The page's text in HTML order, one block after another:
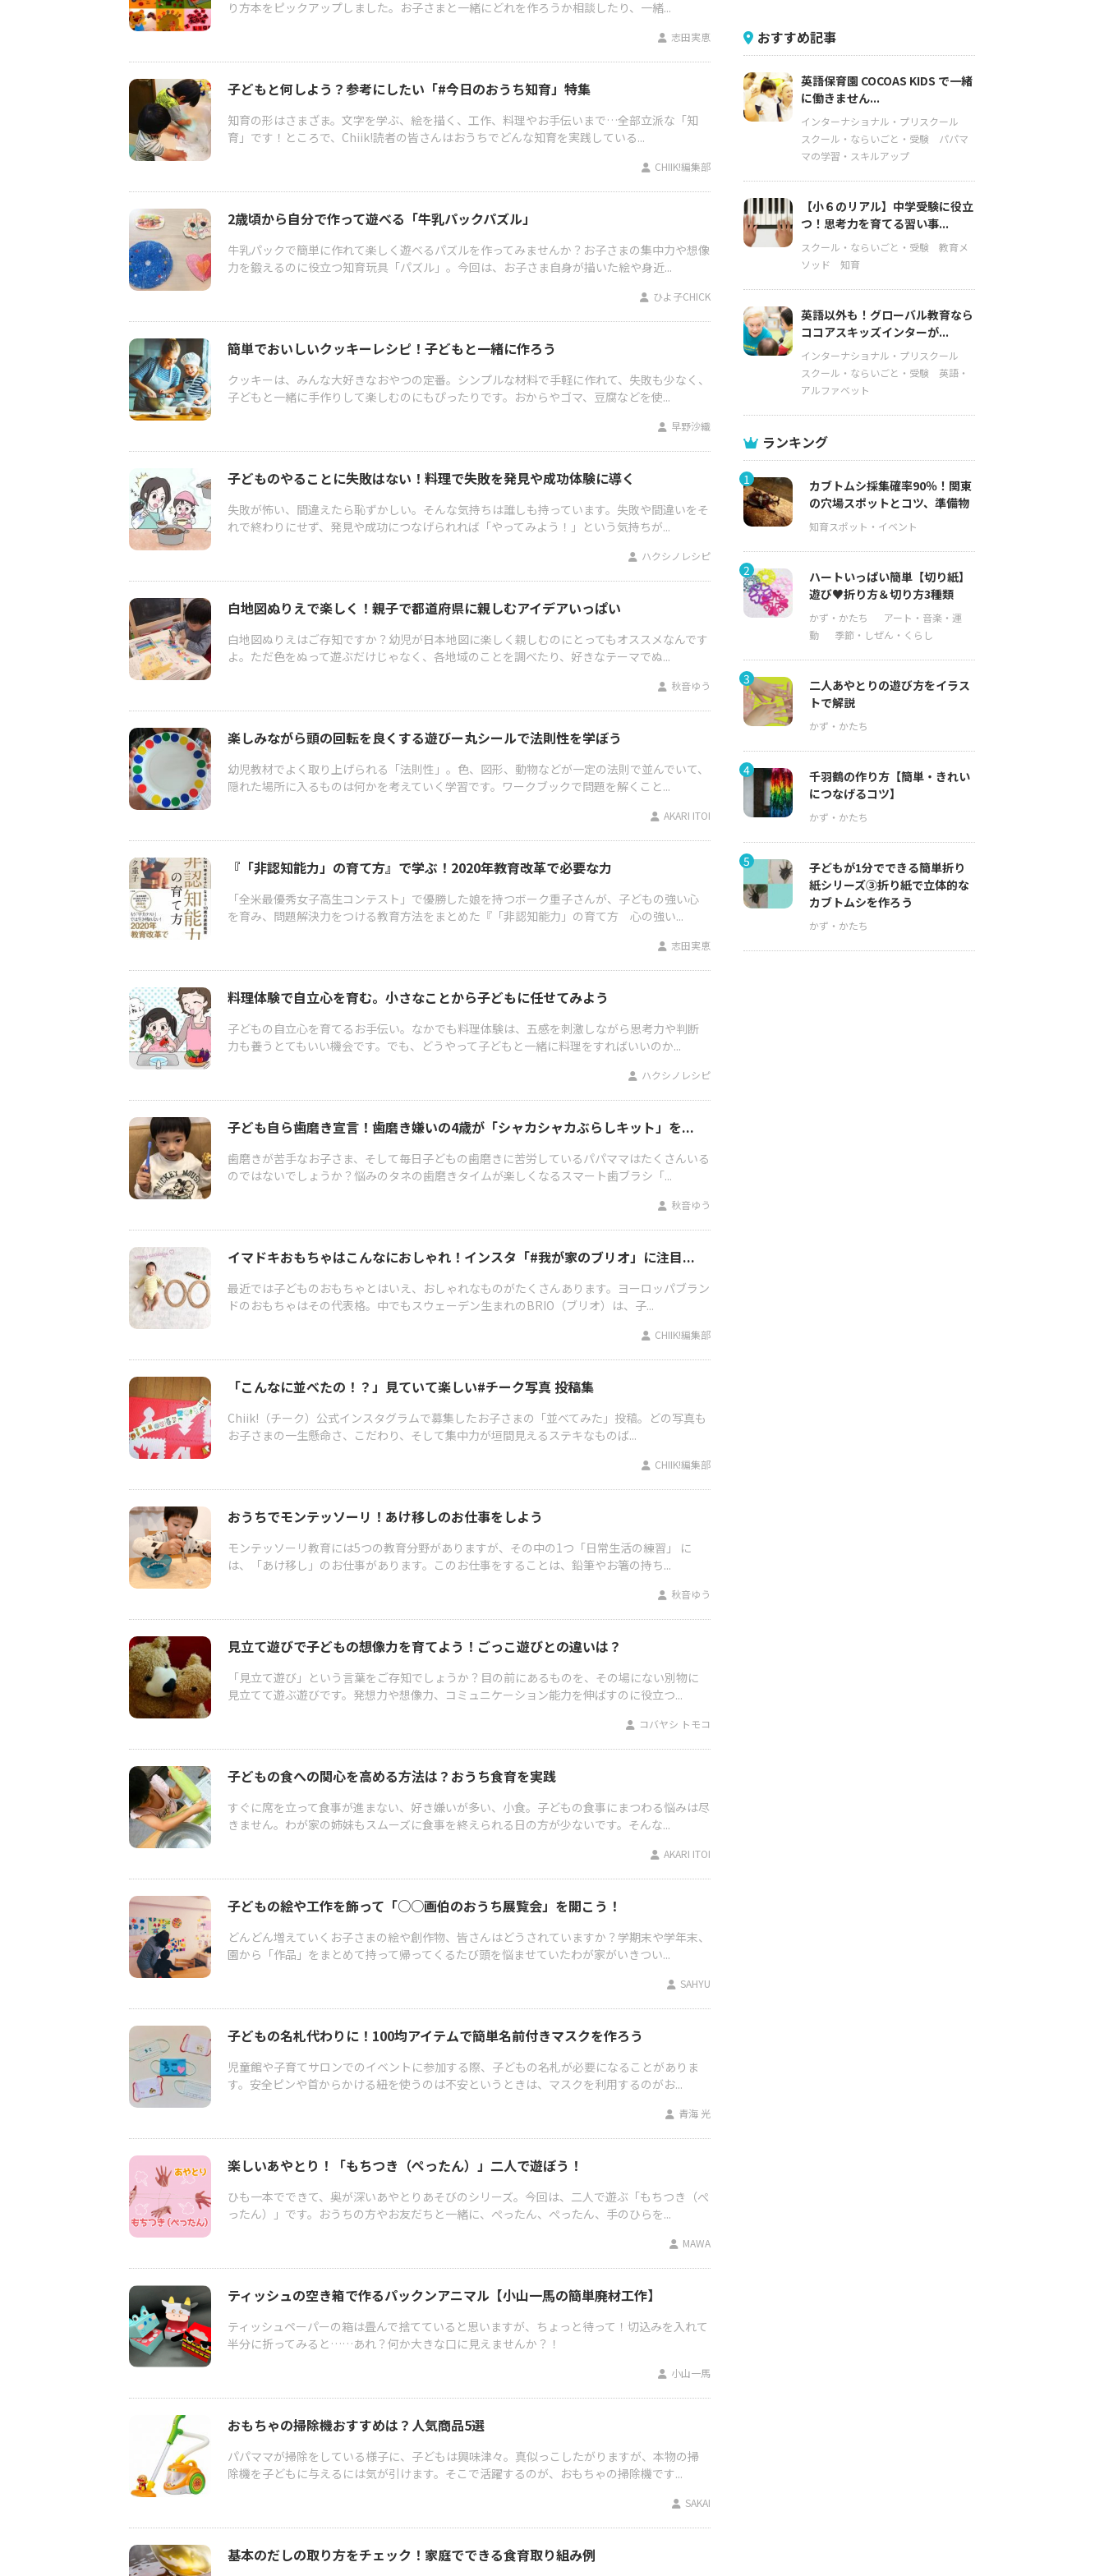
り方本をピックアップしました。お子さまと一緒にどれを作ろうか相談したり、一緒...
志田実恵
子どもと何しよう？参考にしたい「#今日のおうち知育」特集
知育の形はさまざま。文字を学ぶ、絵を描く、工作、料理やお手伝いまで…全部立派な「知
育」です！ところで、Chiik!読者の皆さんはおうちでどんな知育を実践している...
CHIIK!編集部
2歳頃から自分で作って遊べる「牛乳パックパズル」
牛乳パックで簡単に作れて楽しく遊べるパズルを作ってみませんか？お子さまの集中力や想像
力を鍛えるのに役立つ知育玩具「パズル」。今回は、お子さま自身が描いた絵や身近...
ひよ子CHICK
簡単でおいしいクッキーレシピ！子どもと一緒に作ろう
クッキーは、みんな大好きなおやつの定番。シンプルな材料で手軽に作れて、失敗も少なく、
子どもと一緒に手作りして楽しむのにもぴったりです。おからやゴマ、豆腐などを使...
早野沙織
子どものやることに失敗はない！料理で失敗を発見や成功体験に導く
失敗が怖い、間違えたら恥ずかしい。そんな気持ちは誰しも持っています。失敗や間違いをそ
れで終わりにせず、発見や成功につなげられれば「やってみよう！」という気持ちが...
ハクシノレシピ
白地図ぬりえで楽しく！親子で都道府県に親しむアイデアいっぱい
白地図ぬりえはご存知ですか？幼児が日本地図に楽しく親しむのにとってもオススメなんです
よ。ただ色をぬって遊ぶだけじゃなく、各地域のことを調べたり、好きなテーマでぬ...
秋音ゆう
楽しみながら頭の回転を良くする遊びー丸シールで法則性を学ぼう
幼児教材でよく取り上げられる「法則性」。色、図形、動物などが一定の法則で並んでいて、
隠れた場所に入るものは何かを考えていく学習です。ワークブックで問題を解くこと...
AKARI ITOI
『「非認知能力」の育て方』で学ぶ！2020年教育改革で必要な力
「全米最優秀女子高生コンテスト」で優勝した娘を持つボーク重子さんが、子どもの強い心
を育み、問題解決力をつける教育方法をまとめた『「非認知能力」の育て方 心の強い...
志田実恵
料理体験で自立心を育む。小さなことから子どもに任せてみよう
子どもの自立心を育てるお手伝い。なかでも料理体験は、五感を刺激しながら思考力や判断
力も養うとてもいい機会です。でも、どうやって子どもと一緒に料理をすればいいのか...
ハクシノレシピ
子ども自ら歯磨き宣言！歯磨き嫌いの4歳が「シャカシャカぶらしキット」を...
歯磨きが苦手なお子さま、そして毎日子どもの歯磨きに苦労しているパパママはたくさんいる
のではないでしょうか？悩みのタネの歯磨きタイムが楽しくなるスマート歯ブラシ「...
秋音ゆう
イマドキおもちゃはこんなにおしゃれ！インスタ「#我が家のブリオ」に注目...
最近では子どものおもちゃとはいえ、おしゃれなものがたくさんあります。ヨーロッパブラン
ドのおもちゃはその代表格。中でもスウェーデン生まれのBRIO（ブリオ）は、子...
CHIIK!編集部
「こんなに並べたの！？」見ていて楽しい#チーク写真 投稿集
Chiik!（チーク）公式インスタグラムで募集したお子さまの「並べてみた」投稿。どの写真も
お子さまの一生懸命さ、こだわり、そして集中力が垣間見えるステキなものば...
CHIIK!編集部
おうちでモンテッソーリ！あけ移しのお仕事をしよう
モンテッソーリ教育には5つの教育分野がありますが、その中の1つ「日常生活の練習」 に
は、「あけ移し」のお仕事があります。このお仕事をすることは、鉛筆やお箸の持ち...
秋音ゆう
見立て遊びで子どもの想像力を育てよう！ごっこ遊びとの違いは？
「見立て遊び」という言葉をご存知でしょうか？目の前にあるものを、その場にない別物に
見立てて遊ぶ遊びです。発想力や想像力、コミュニケーション能力を伸ばすのに役立つ...
コバヤシ トモコ
子どもの食への関心を高める方法は？おうち食育を実践
すぐに席を立って食事が進まない、好き嫌いが多い、小食。子どもの食事にまつわる悩みは尽
きません。わが家の姉妹もスムーズに食事を終えられる日の方が少ないです。そんな...
AKARI ITOI
子どもの絵や工作を飾って「○○画伯のおうち展覧会」を開こう！
どんどん増えていくお子さまの絵や創作物、皆さんはどうされていますか？学期末や学年末、
園から「作品」をまとめて持って帰ってくるたび頭を悩ませていたわが家がいきつい...
SAHYU
子どもの名札代わりに！100均アイテムで簡単名前付きマスクを作ろう
児童館や子育てサロンでのイベントに参加する際、子どもの名札が必要になることがありま
す。安全ピンや首からかける紐を使うのは不安というときは、マスクを利用するのがお...
青海 光
楽しいあやとり！「もちつき（ぺったん）」二人で遊ぼう！
ひも一本でできて、奥が深いあやとりあそびのシリーズ。今回は、二人で遊ぶ「もちつき（ぺ
ったん）」です。おうちの方やお友だちと一緒に、ぺったん、ぺったん、手のひらを...
MAWA
ティッシュの空き箱で作るパックンアニマル【小山一馬の簡単廃材工作】
ティッシュペーパーの箱は畳んで捨てていると思いますが、ちょっと待って！切込みを入れて
半分に折ってみると……あれ？何か大きな口に見えませんか？！
小山一馬
おもちゃの掃除機おすすめは？人気商品5選
パパママが掃除をしている様子に、子どもは興味津々。真似っこしたがりますが、本物の掃
除機を子どもに与えるには気が引けます。そこで活躍するのが、おもちゃの掃除機です...
SAKAI
基本のだしの取り方をチェック！家庭でできる食育取り組み例
おすすめ記事
英語保育園 COCOAS KIDS で一緒
に働きません...
インターナショナル・プリスクール
スクール・ならいごと・受験
パパマ
マの学習・スキルアップ
【小６のリアル】中学受験に役立
つ！思考力を育てる習い事...
スクール・ならいごと・受験
教育メ
ソッド
知育
英語以外も！グローバル教育なら
ココアスキッズインターが...
インターナショナル・プリスクール
スクール・ならいごと・受験
英語・
アルファベット
ランキング
1
カブトムシ採集確率90％！関東
の穴場スポットとコツ、準備物
2
ハートいっぱい簡単【切り紙】
遊び♥折り方＆切り方3種類
3
二人あやとりの遊び方をイラス
トで解説
4
千羽鶴の作り方【簡単・きれい
につなげるコツ】
5
子どもが1分でできる簡単折り
紙シリーズ③折り紙で立体的な
カブトムシを作ろう